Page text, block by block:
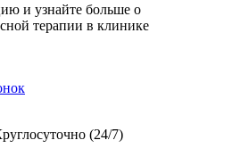
и узнайте больше о
терапии в клинике
(24/7)